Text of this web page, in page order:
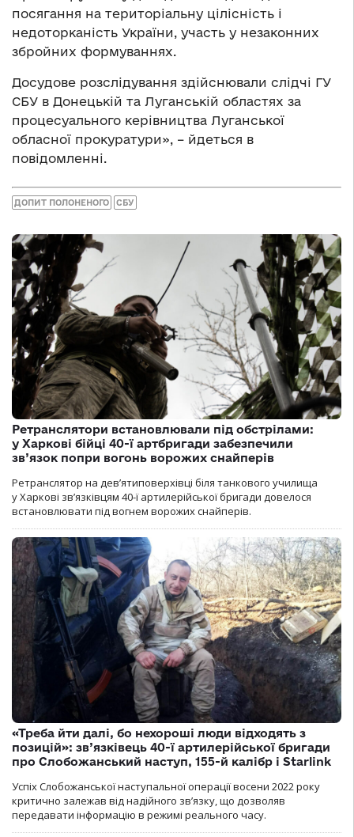
посягання на територіальну цілісність і
недоторканість України, участь у незаконних
збройних формуваннях.
Досудове розслідування здійснювали слідчі ГУ
СБУ в Донецькій та Луганській областях за
процесуального керівництва Луганської
обласної прокуратури», – йдеться в
повідомленні.
ДОПИТ ПОЛОНЕНОГО СБУ
Ретранслятори встановлювали під обстрілами:
у Харкові бійці 40-ї артбригади забезпечили
зв’язок попри вогонь ворожих снайперів
Ретранслятор на дев’ятиповерхівці біля танкового училища
у Харкові зв’язківцям 40-ї артилерійської бригади довелося
встановлювати під вогнем ворожих снайперів.
«Треба йти далі, бо нехороші люди відходять з
позицій»: зв’язківець 40-ї артилерійської бригади
про Слобожанський наступ, 155-й калібр і Starlink
Успіх Слобожанської наступальної операції восени 2022 року
критично залежав від надійного зв’язку, що дозволяв
передавати інформацію в режимі реального часу.